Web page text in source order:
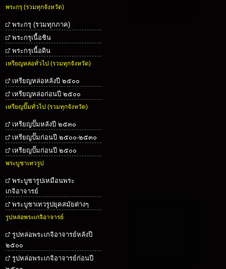
พระกรุ (รวมทุกจังหวัด)
พระกรุ (รวมทุกภาค)
พระกรุเนื้อชิน
พระกรุเนื้อดิน
เหรียญหล่อทั่วไป (รวมทุกจังหวัด)
เหรียญหล่อหลังปี ๒๕๐๐
เหรียญหล่อก่อนปี ๒๕๐๐
เหรียญปั๊มทั่วไป (รวมทุกจังหวัด)
เหรียญปั๊มหลังปี ๒๕๓๐
เหรียญปั๊มก่อนปี ๒๕๐๐-๒๕๓๐
เหรียญปั๊มก่อนปี ๒๕๐๐
พระบูชาเทวรูป
พระบูชารูปเหมือนพระ
เกจิอาจารย์
พระบูชาเทวรูปยุคสมัยต่างๆ
รูปหล่อพระเกจิอาจารย์
รูปหล่อพระเกจิอาจารย์หลังปี
๒๕๐๐
รูปหล่อพระเกจิอาจารย์ก่อนปี